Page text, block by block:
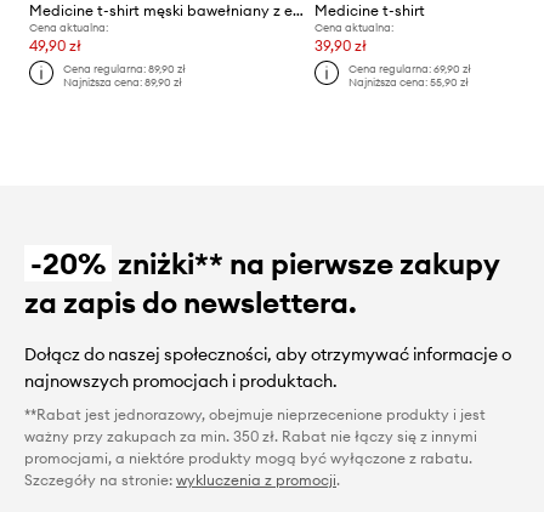
Medicine t-shirt męski bawełniany z elastanem
Cena aktualna:
49,90 zł
Cena regularna:89,90 zł
Najniższa cena:89,90 zł
Medicine t-shirt
Cena aktualna:
39,90 zł
Cena regularna: 69,90 zł
Najniższa cena: 55,90 zł
-20% zniżki** na pierwsze zakupy
za zapis do newslettera.
Dołącz do naszej społeczności, aby otrzymywać informacje o
najnowszych promocjach i produktach.
**Rabat jest jednorazowy, obejmuje nieprzecenione produkty i jest
ważny przy zakupach za min. 350 zł. Rabat nie łączy się z innymi
promocjami, a niektóre produkty mogą być wyłączone z rabatu.
Szczegóły na stronie: wykluczenia z promocji.